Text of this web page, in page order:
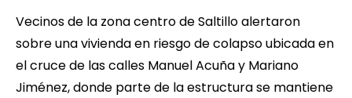
Vecinos de la zona centro de Saltillo alertaron
sobre una vivienda en riesgo de colapso ubicada en
el cruce de las calles Manuel Acuña y Mariano
Jiménez, donde parte de la estructura se mantiene